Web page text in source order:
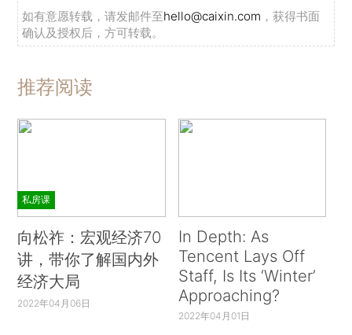
如有意愿转载，请发邮件至hello@caixin.com ，获得书面
确认及授权后，方可转载。
推荐阅读
私房课
向松祚：宏观经济70
讲，带你了解国内外
经济大局
2022年04月06日
In Depth: As
Tencent Lays Off
Staff, Is Its ‘Winter’
Approaching?
2022年04月01日